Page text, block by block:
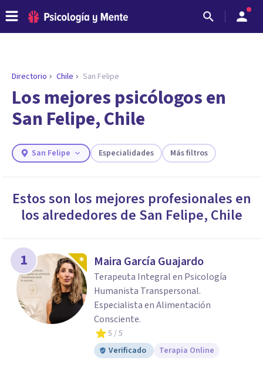
ENCONTRAR MI TERAPEUTA
¿Necesitas ayuda para encontrar el
psicólogo adecuado?
Responde a unas breves preguntas y te ofreceremos
necesidades.
Directorio Chile San Felipe
Los mejores psicólogos en
San Felipe, Chile
San Felipe Especialidades Más filtros
Estos son los mejores profesionales en
los alrededores de San Felipe, Chile
1 Maira García Guajardo
Terapeuta Integral en Psicología
Humanista Transpersonal.
Especialista en Alimentación
Consciente.
5 / 5
Verificado
Terapia Online